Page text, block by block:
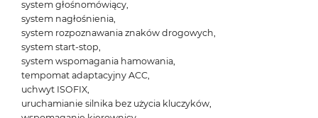
system głośnomówiący,
system nagłośnienia,
system rozpoznawania znaków drogowych,
system start-stop,
system wspomagania hamowania,
tempomat adaptacyjny ACC,
uchwyt ISOFIX,
uruchamianie silnika bez użycia kluczyków,